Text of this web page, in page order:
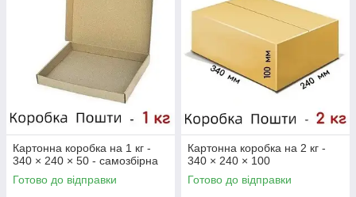
Картонна коробка на 1 кг -
340 × 240 × 50 - самозбірна
Готово до відправки
Картонна коробка на 2 кг -
340 × 240 × 100
Готово до відправки